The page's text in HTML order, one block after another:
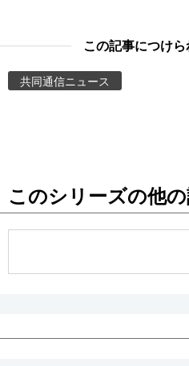
お知らせ
この記事につけ
共同通信ニュース
このシリーズの他